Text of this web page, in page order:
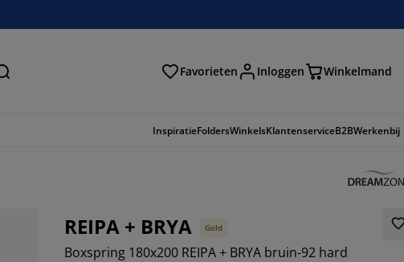
Zoeken Favorieten Inloggen Winkelmand
InspiratieFoldersWinkelsKlantenserviceB2BWerkenbij
REIPA + BRYA Gold
Boxspring 180x200 REIPA + BRYA bruin-92 hard